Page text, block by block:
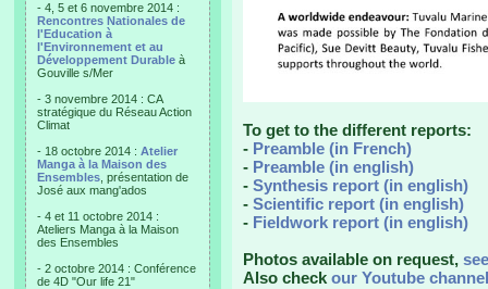
- 4, 5 et 6 novembre 2014 :
Rencontres Nationales de
l'Education à
l'Environnement et au
Développement Durable à
Gouville s/Mer
- 3 novembre 2014 : CA
stratégique du Réseau Action
Climat
- 18 octobre 2014 : Atelier
Manga à la Maison des
Ensembles , présentation de
José aux mang'ados
- 4 et 11 octobre 2014 :
Ateliers Manga à la Maison
des Ensembles
- 2 octobre 2014 : Conférence
de 4D "Our life 21"
To get to the different reports:
- Preamble (in French)
- Preamble (in english)
- Synthesis report (in english)
- Scientific report (in english)
- Fieldwork report (in english)
Photos available on request, see
Also check our Youtube channel